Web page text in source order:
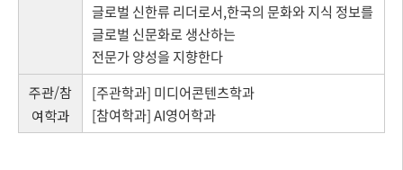
글로벌 신한류 리더로서,한국의 문화와 지식 정보를
글로벌 신문화로 생산하는
전문가 양성을 지향한다
주관/참
여학과
[주관학과] 미디어콘텐츠학과
[참여학과] AI영어학과